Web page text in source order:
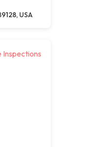
USA